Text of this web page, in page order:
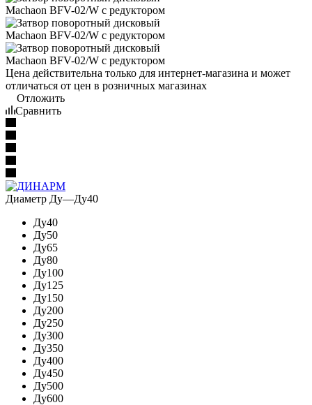
Цена действительна только для интернет-магазина и может
отличаться от цен в розничных магазинах
Отложить
Сравнить
Диаметр Ду—Ду40
Ду40
Ду50
Ду65
Ду80
Ду100
Ду125
Ду150
Ду200
Ду250
Ду300
Ду350
Ду400
Ду450
Ду500
Ду600